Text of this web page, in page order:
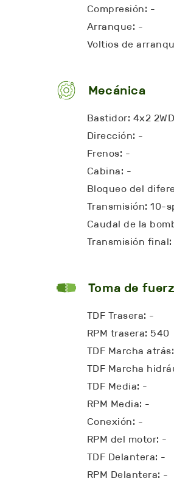
Compresión: -
Arranque: -
Voltios de
Mecánica
Bastidor: 4x2 2WD
Dirección: -
Frenos: -
Cabina: -
Bloqueo del
Transmisión: 10-
Caudal de la
Transmisión
Toma de
TDF Trasera: -
RPM trasera: 540
TDF Marcha
TDF Marcha
TDF Media: -
RPM Media: -
Conexión: -
RPM del motor: -
TDF Delantera: -
RPM Delantera: -